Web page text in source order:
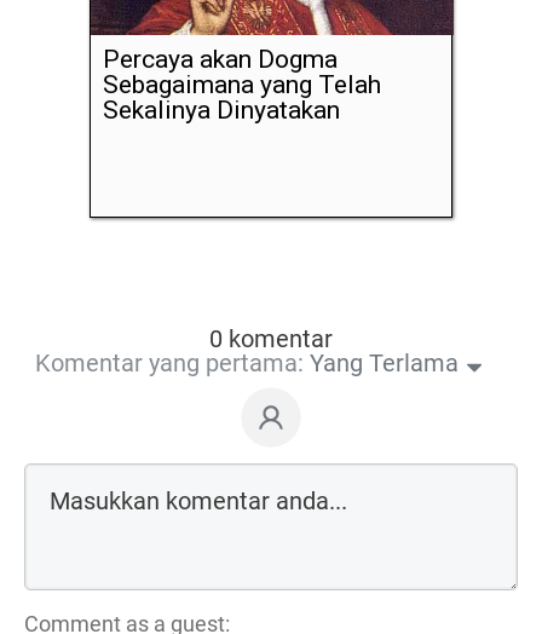
Percaya akan Dogma
Sebagaimana yang Telah
Sekalinya Dinyatakan
0 komentar
Komentar yang pertama: Yang Terlama
Comment as a guest: